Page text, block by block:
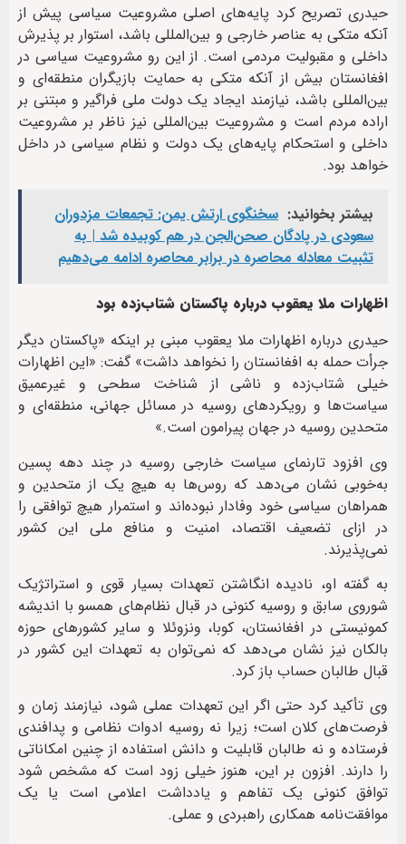
حیدری تصریح کرد پایه‌های اصلی مشروعیت سیاسی پیش از
آنکه متکی به عناصر خارجی و بین‌المللی باشد، استوار بر پذیرش
داخلی و مقبولیت مردمی است. از این رو مشروعیت سیاسی در
افغانستان بیش از آنکه متکی به حمایت بازیگران منطقه‌ای و
بین‌المللی باشد، نیازمند ایجاد یک دولت ملی فراگیر و مبتنی بر
اراده مردم است و مشروعیت بین‌المللی نیز ناظر بر مشروعیت
داخلی و استحکام پایه‌های یک دولت و نظام سیاسی در داخل
خواهد بود.
بیشتر بخوانید: سخنگوی ارتش یمن: تجمعات مزدوران
سعودی در پادگان صحن‌الجن در هم کوبیده شد | به
تثبیت معادله محاصره در برابر محاصره ادامه می‌دهیم
اظهارات ملا یعقوب درباره پاکستان شتاب‌زده بود
حیدری درباره اظهارات ملا یعقوب مبنی بر اینکه «پاکستان دیگر
جرأت حمله به افغانستان را نخواهد داشت» گفت: «این اظهارات
خیلی شتاب‌زده و ناشی از شناخت سطحی و غیرعمیق
سیاست‌ها و رویکردهای روسیه در مسائل جهانی، منطقه‌ای و
متحدین روسیه در جهان پیرامون است.»
وی افزود تارنمای سیاست خارجی روسیه در چند دهه پسین
به‌خوبی نشان می‌دهد که روس‌ها به هیچ یک از متحدین و
همراهان سیاسی خود وفادار نبوده‌اند و استمرار هیچ توافقی را
در ازای تضعیف اقتصاد، امنیت و منافع ملی این کشور
نمی‌پذیرند.
به گفته او، نادیده انگاشتن تعهدات بسیار قوی و استراتژیک
شوروی سابق و روسیه کنونی در قبال نظام‌های همسو با اندیشه
کمونیستی در افغانستان، کوبا، ونزوئلا و سایر کشورهای حوزه
بالکان نیز نشان می‌دهد که نمی‌توان به تعهدات این کشور در
قبال طالبان حساب باز کرد.
وی تأکید کرد حتی اگر این تعهدات عملی شود، نیازمند زمان و
فرصت‌های کلان است؛ زیرا نه روسیه ادوات نظامی و پدافندی
فرستاده و نه طالبان قابلیت و دانش استفاده از چنین امکاناتی
را دارند. افزون بر این، هنوز خیلی زود است که مشخص شود
توافق کنونی یک تفاهم و یادداشت اعلامی است یا یک
موافقت‌نامه همکاری راهبردی و عملی.